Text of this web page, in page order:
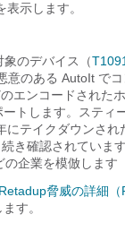
示します。
のデバイス（T1091
のある AutoIt で
エンコードされた
トします。スティ
にテイクダウンされ
き確認されています
企業を模倣します
脅威の詳細
す。